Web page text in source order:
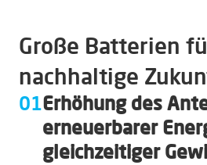
Große Batterien
nachhaltige
01Erhöhung des
erneuerbarer
gleichzeitiger